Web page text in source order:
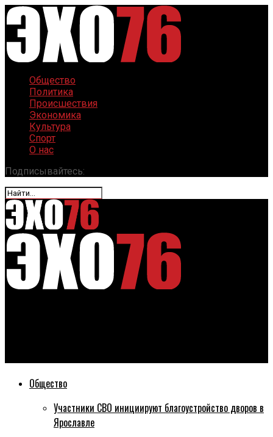
Общество
Политика
Происшествия
Экономика
Культура
Спорт
О нас
Подписывайтесь:
Общество
Участники СВО инициируют благоустройство дворов в
Ярославле